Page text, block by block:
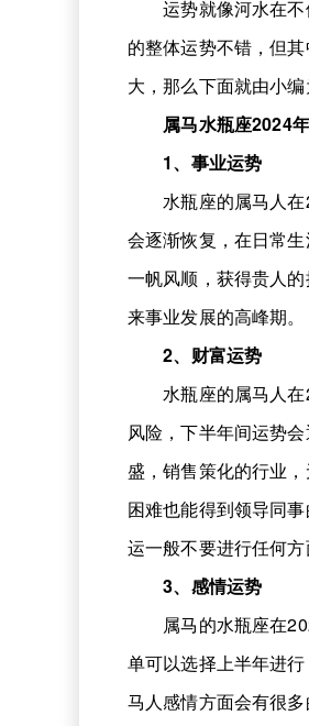
运势就像河水在不
的整体运势不错，但
大，那么下面就由小
属马水瓶座2024
1、事业运势
水瓶座的属马人在
会逐渐恢复，在日常
一帆风顺，获得贵人
来事业发展的高峰期。
2、财富运势
水瓶座的属马人在
风险，下半年间运势
盛，销售策化的行业
困难也能得到领导同
运一般不要进行任何
3、感情运势
属马的水瓶座在
单可以选择上半年进
马人感情方面会有很